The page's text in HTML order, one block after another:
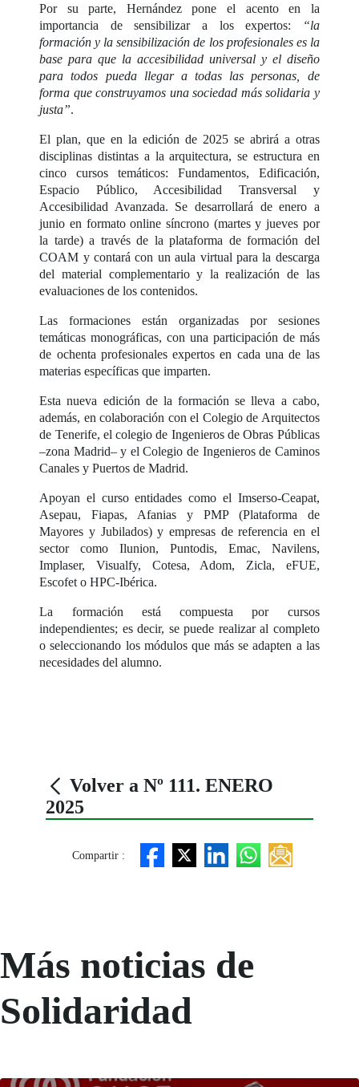
Por su parte, Hernández pone el acento en la
importancia de sensibilizar a los expertos:
“la
formación y la sensibilización de los profesionales es la
base para que la accesibilidad universal y el diseño
para todos pueda llegar a todas las personas, de
forma que construyamos una sociedad más solidaria y
justa”.
El plan, que en la edición de 2025 se abrirá a otras
disciplinas distintas a la arquitectura, se estructura en
cinco cursos temáticos: Fundamentos, Edificación,
Espacio Público, Accesibilidad Transversal y
Accesibilidad Avanzada. Se desarrollará de enero a
junio en formato online síncrono (martes y jueves por
la tarde) a través de la plataforma de formación del
COAM y contará con un aula virtual para la descarga
del material complementario y la realización de las
evaluaciones de los contenidos.
Las formaciones están organizadas por sesiones
temáticas monográficas, con una participación de más
de ochenta profesionales expertos en cada una de las
materias específicas que imparten.
Esta nueva edición de la formación se lleva a cabo,
además, en colaboración con el Colegio de Arquitectos
de Tenerife, el colegio de Ingenieros de Obras Públicas
–zona Madrid– y el Colegio de Ingenieros de Caminos
Canales y Puertos de Madrid.
Apoyan el curso entidades como el Imserso-Ceapat,
Asepau, Fiapas, Afanias y PMP (Plataforma de
Mayores y Jubilados) y empresas de referencia en el
sector como Ilunion, Puntodis, Emac, Navilens,
Implaser, Visualfy, Cotesa, Adom, Zicla, eFUE,
Escofet o HPC-Ibérica.
La formación está compuesta por cursos
independientes; es decir, se puede realizar al completo
o seleccionando los módulos que más se adapten a las
necesidades del alumno.
Volver a Nº 111. ENERO
2025
Compartir :
Más noticias de
Solidaridad